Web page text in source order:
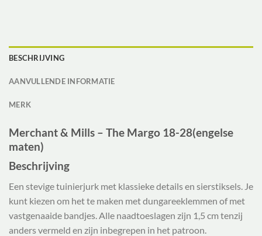
BESCHRIJVING
AANVULLENDE INFORMATIE
MERK
Merchant & Mills – The Margo 18-28(engelse
maten)
Beschrijving
Een stevige tuinierjurk met klassieke details en sierstiksels. Je
kunt kiezen om het te maken met dungareeklemmen of met
vastgenaaide bandjes. Alle naadtoeslagen zijn 1,5 cm tenzij
anders vermeld en zijn inbegrepen in het patroon.